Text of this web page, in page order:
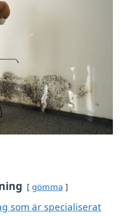
gömma
som är specialiserat